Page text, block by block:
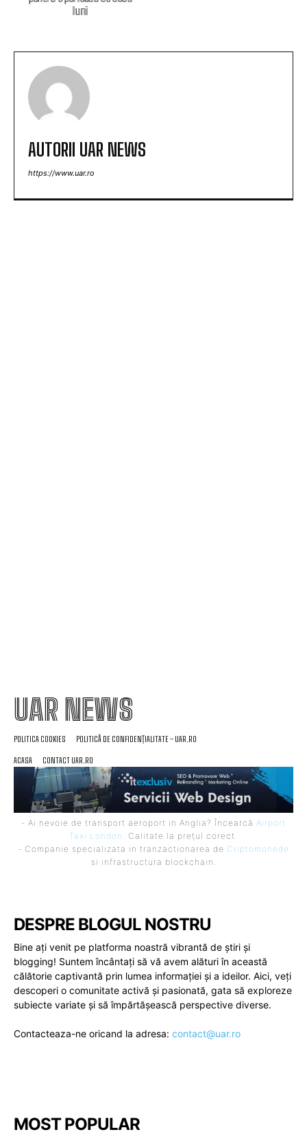
luni
AUTORII UAR NEWS
https://www.uar.ro
UAR NEWS
POLITICA COOKIES POLITICĂ DE CONFIDENȚIALITATE – UAR.RO
ACASA CONTACT UAR.RO
- Ai nevoie de transport aeroport in Anglia? Încearcă Airport
Taxi London . Calitate la prețul corect.
- Companie specializata in tranzactionarea de Criptomonede
si infrastructura blockchain.
DESPRE BLOGUL NOSTRU
Bine ați venit pe platforma noastră vibrantă de știri și
blogging! Suntem încântați să vă avem alături în această
călătorie captivantă prin lumea informației și a ideilor. Aici, veți
descoperi o comunitate activă și pasionată, gata să exploreze
subiecte variate și să împărtășească perspective diverse.
Contacteaza-ne oricand la adresa: contact@uar.ro
MOST POPULAR